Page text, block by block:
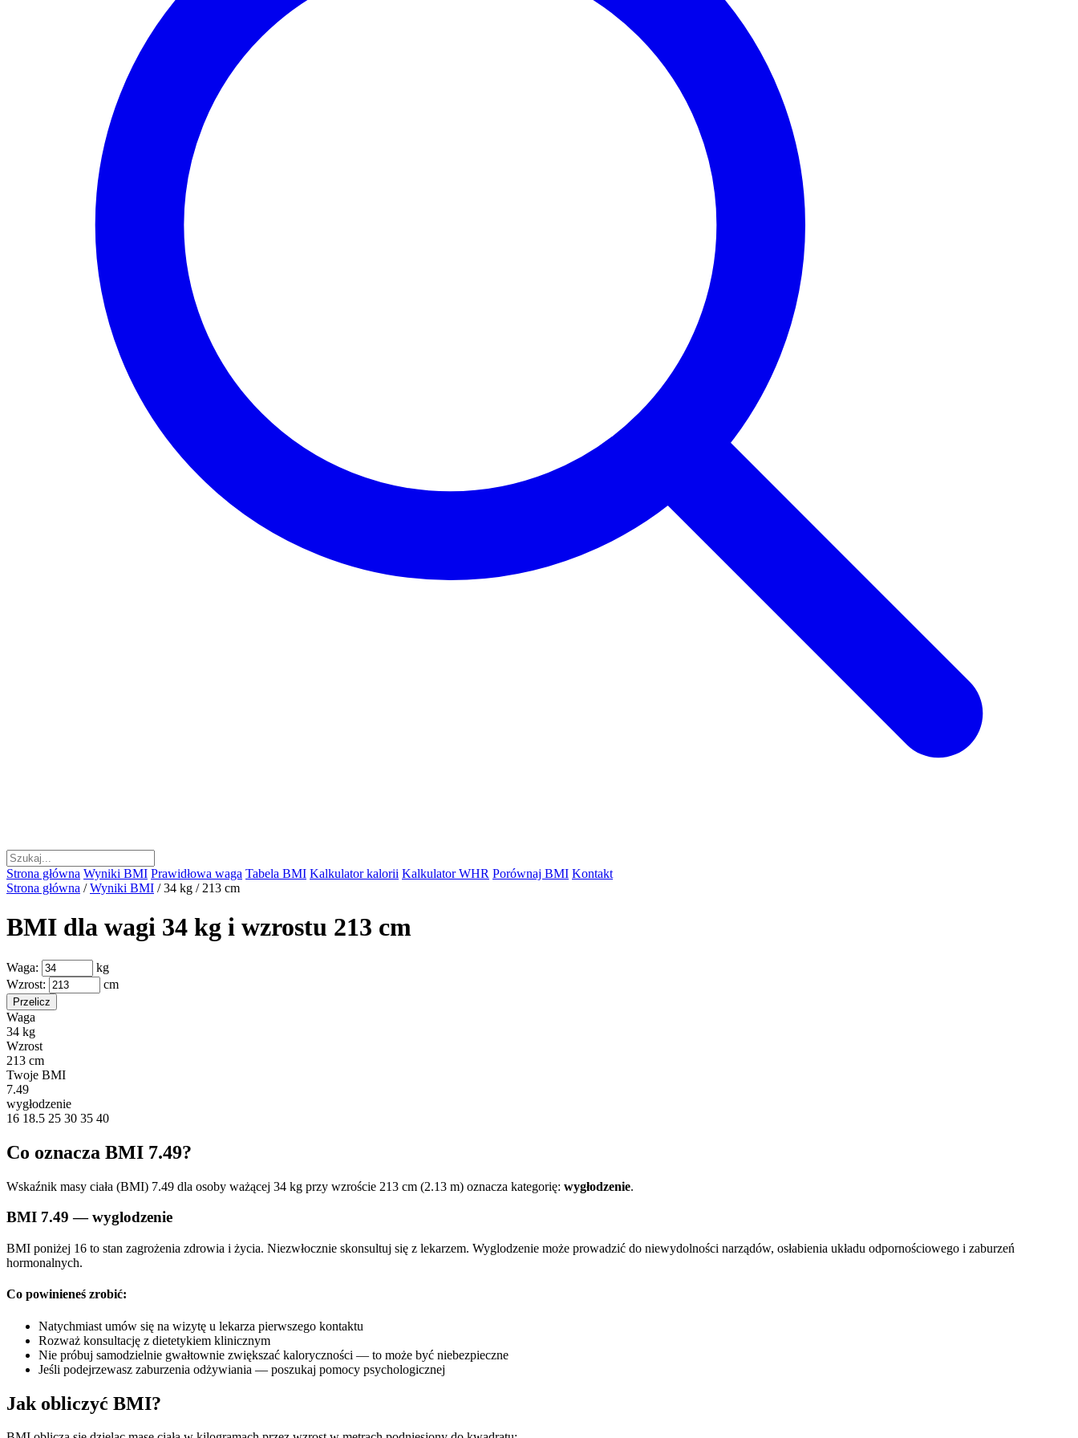
Strona główna Wyniki BMI Prawidłowa waga Tabela BMI Kalkulator kalorii Kalkulator WHR Porównaj BMI Kontakt
Strona główna / Wyniki BMI / 34 kg / 213 cm
BMI dla wagi 34 kg i wzrostu 213 cm
Waga:
kg
Wzrost:
cm
Przelicz
Waga
34 kg
Wzrost
213 cm
Twoje BMI
7.49
wygłodzenie
16 18.5 25 30 35 40
Co oznacza BMI 7.49?
Wskaźnik masy ciała (BMI) 7.49 dla osoby ważącej 34 kg przy wzroście 213 cm (2.13 m) oznacza kategorię: wygłodzenie.
BMI 7.49 — wyglodzenie
BMI poniżej 16 to stan zagrożenia zdrowia i życia. Niezwłocznie skonsultuj się z lekarzem. Wyglodzenie może prowadzić do niewydolności narządów, osłabienia układu odpornościowego i zaburzeń
hormonalnych.
Co powinieneś zrobić:
Natychmiast umów się na wizytę u lekarza pierwszego kontaktu
Rozważ konsultację z dietetykiem klinicznym
Nie próbuj samodzielnie gwałtownie zwiększać kaloryczności — to może być niebezpieczne
Jeśli podejrzewasz zaburzenia odżywiania — poszukaj pomocy psychologicznej
Jak obliczyć BMI?